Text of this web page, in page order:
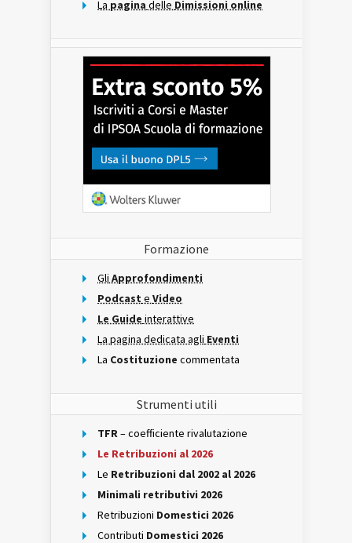
La pagina delle Dimissioni online
Formazione
Gli Approfondimenti
Podcast e Video
Le Guide interattive
La pagina dedicata agli Eventi
La Costituzione commentata
Strumenti utili
TFR– coefficiente rivalutazione
Le Retribuzioni al 2026
Le Retribuzioni dal 2002 al 2026
Minimali retributivi 2026
Retribuzioni Domestici 2026
Contributi Domestici 2026